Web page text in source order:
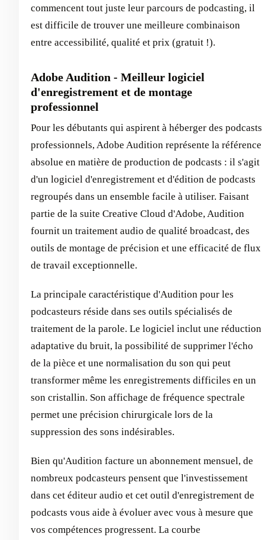
commencent tout juste leur parcours de podcasting, il
est difficile de trouver une meilleure combinaison
entre accessibilité, qualité et prix (gratuit !).
Adobe Audition - Meilleur logiciel
d'enregistrement et de montage
professionnel
Pour les débutants qui aspirent à héberger des podcasts
professionnels, Adobe Audition représente la référence
absolue en matière de production de podcasts : il s'agit
d'un logiciel d'enregistrement et d'édition de podcasts
regroupés dans un ensemble facile à utiliser. Faisant
partie de la suite Creative Cloud d'Adobe, Audition
fournit un traitement audio de qualité broadcast, des
outils de montage de précision et une efficacité de flux
de travail exceptionnelle.
La principale caractéristique d'Audition pour les
podcasteurs réside dans ses outils spécialisés de
traitement de la parole. Le logiciel inclut une réduction
adaptative du bruit, la possibilité de supprimer l'écho
de la pièce et une normalisation du son qui peut
transformer même les enregistrements difficiles en un
son cristallin. Son affichage de fréquence spectrale
permet une précision chirurgicale lors de la
suppression des sons indésirables.
Bien qu'Audition facture un abonnement mensuel, de
nombreux podcasteurs pensent que l'investissement
dans cet éditeur audio et cet outil d'enregistrement de
podcasts vous aide à évoluer avec vous à mesure que
vos compétences progressent. La courbe